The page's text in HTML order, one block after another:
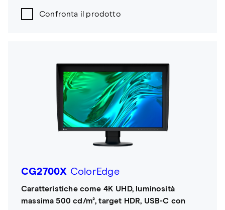
Confronta il prodotto
CG2700X ColorEdge
Caratteristiche come 4K UHD, luminosità
massima 500 cd/m², target HDR, USB-C con